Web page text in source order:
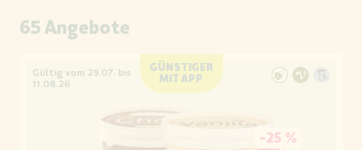
65 Angebote
GÜNSTIGER
MIT APP
Gültig vom 29.07. bis
11.08.26
-25 %